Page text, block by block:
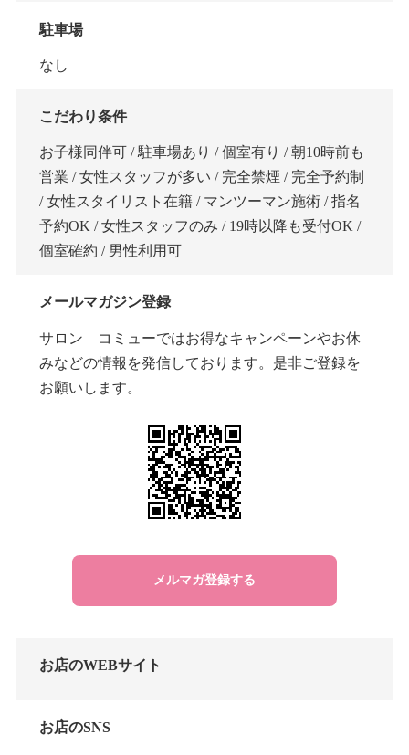
駐車場
なし
こだわり条件
お子様同伴可 / 駐車場あり / 個室有り / 朝10時前も
営業 / 女性スタッフが多い / 完全禁煙 / 完全予約制
/ 女性スタイリスト在籍 / マンツーマン施術 / 指名
予約OK / 女性スタッフのみ / 19時以降も受付OK /
個室確約 / 男性利用可
メールマガジン登録
サロン コミューではお得なキャンペーンやお休
みなどの情報を発信しております。是非ご登録を
お願いします。
メルマガ登録する
お店のWEBサイト
お店のSNS